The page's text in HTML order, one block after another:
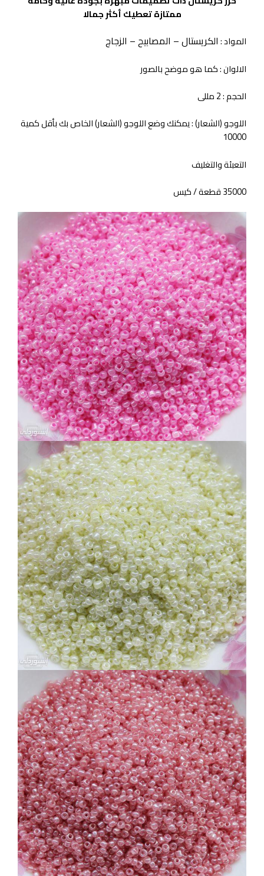
ممتازة تعطيك أكثر جمالا
المواد :الكريستال – المصابيح – الزجاج
الالوان : كما هو موضح بالصور
الحجم : 2 مللى
اللوجو (الشعار) : يمكنك وضع اللوجو (الشعار) الخاص بك بأقل كمية
10000
التعبئة والتغليف
35000 قطعة / كيس